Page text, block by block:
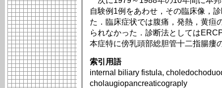
自験例1例をあわせ，その臨床像，
た．臨床症状では腹痛，発熱，黄疸
られなかった．診断法としては
本症特に傍乳頭部総胆管十二指腸瘻
索引用語
internal biliary fistula,
cholaugiopancreaticograply